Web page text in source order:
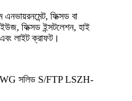
এনভায়রনমেন্ট, ফিক্সড বা
ফিক্সড ইন্সটলেশন, হাই
লাইট ক্রাফট।